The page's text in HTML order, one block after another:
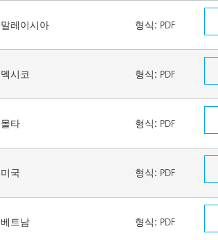
말레이시아 형식: PDF
멕시코 형식: PDF
몰타 형식: PDF
미국 형식: PDF
베트남 형식: PDF